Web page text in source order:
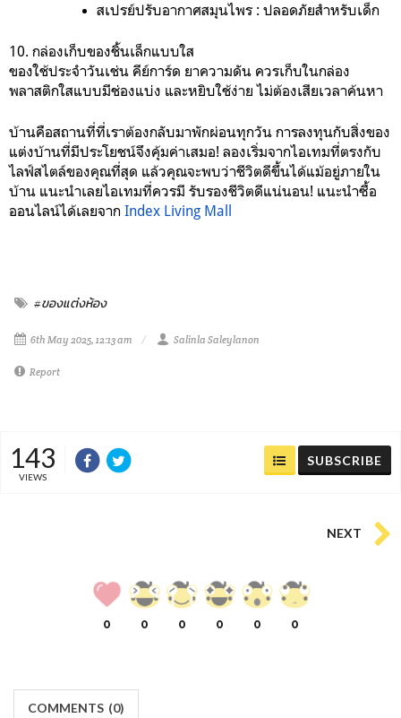
สเปรย์ปรับอากาศสมุนไพร : ปลอดภัยสำหรับเด็ก
10. กล่องเก็บของชิ้นเล็กแบบใส
ของใช้ประจำวันเช่น คีย์การ์ด ยาความดัน ควรเก็บในกล่อง
พลาสติกใสแบบมีช่องแบ่ง และหยิบใช้ง่าย ไม่ต้องเสียเวลาค้นหา
บ้านคือสถานที่ที่เราต้องกลับมาพักผ่อนทุกวัน การลงทุนกับสิ่งของ
แต่งบ้านที่มีประโยชน์จึงคุ้มค่าเสมอ! ลองเริ่มจากไอเทมที่ตรงกับ
ไลฟ์สไตล์ของคุณที่สุด แล้วคุณจะพบว่าชีวิตดีขึ้นได้แม้อยู่ภายใน
บ้าน แนะนำเลยไอเทมที่ควรมี รับรองชีวิตดีแน่นอน! แนะนำซื้อ
ออนไลน์ได้เลยจาก Index Living Mall
#ของแต่งห้อง
6th May 2025, 12:13 am Salinla Saleylanon
Report
143
VIEWS
SUBSCRIBE
NEXT
0 0 0 0 0 0
COMMENTS (0)